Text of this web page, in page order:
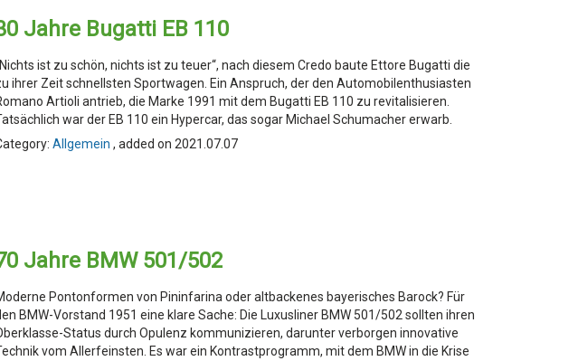
Jahre Bugatti EB 110
ist zu schön, nichts ist zu teuer“, nach diesem Credo baute Ettore Bugatti die
ihrer Zeit schnellsten Sportwagen. Ein Anspruch, der den Automobilenthusiasten
Artioli antrieb, die Marke 1991 mit dem Bugatti EB 110 zu revitalisieren.
war der EB 110 ein Hypercar, das sogar Michael Schumacher erwarb.
Allgemein , added on 2021.07.07
Jahre BMW 501/502
Pontonformen von Pininfarina oder altbackenes bayerisches Barock? Für
BMW-Vorstand 1951 eine klare Sache: Die Luxusliner BMW 501/502 sollten ihren
Status durch Opulenz kommunizieren, darunter verborgen innovative
vom Allerfeinsten. Es war ein Kontrastprogramm, mit dem BMW in die Krise